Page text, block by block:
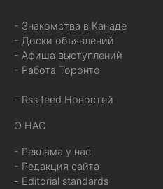
- Знакомства в Канаде
- Доски объявлений
- Афиша выступлений
- Работа Торонто
- Rss feed Новостей
О НАС
- Реклама у нас
- Редакция сайта
- Editorial standards